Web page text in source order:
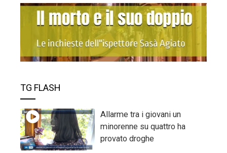
TG FLASH
Allarme tra i giovani un
minorenne su quattro ha
provato droghe